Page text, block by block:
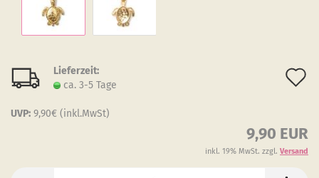
Lieferzeit:
ca. 3-5 Tage
UVP: 9,90€ (inkl.MwSt)
9,90 EUR
inkl. 19% MwSt. zzgl. Versand